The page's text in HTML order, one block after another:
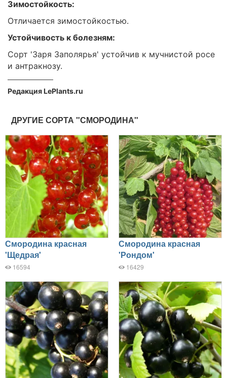
Зимостойкость:
Отличается зимостойкостью.
Устойчивость к болезням:
Сорт 'Заря Заполярья' устойчив к мучнистой росе
и антракнозу.
Редакция LePlants.ru
ДРУГИЕ СОРТА "СМОРОДИНА"
Смородина красная
'Щедрая'
16594
Смородина красная
'Рондом'
16429